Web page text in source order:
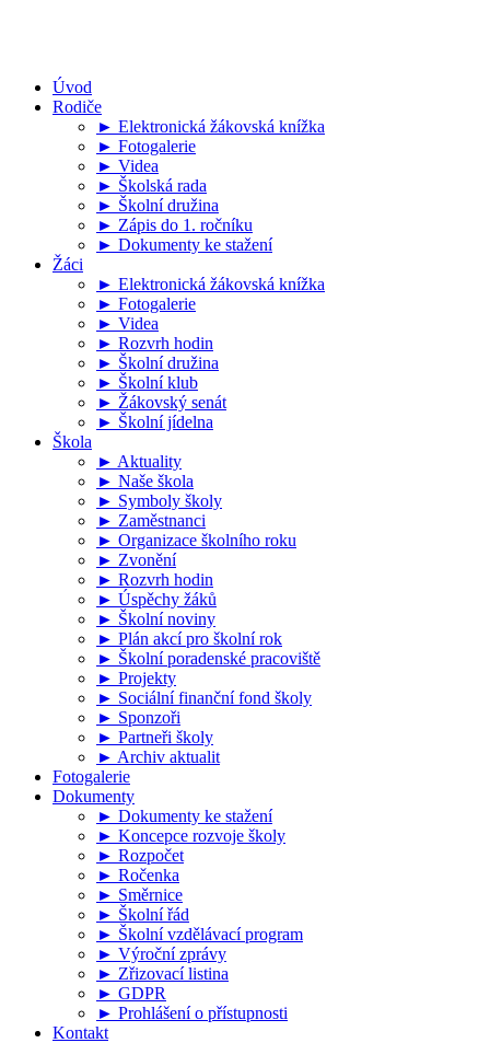
Úvod
Rodiče
► Elektronická žákovská knížka
► Fotogalerie
► Videa
► Školská rada
► Školní družina
► Zápis do 1. ročníku
► Dokumenty ke stažení
Žáci
► Elektronická žákovská knížka
► Fotogalerie
► Videa
► Rozvrh hodin
► Školní družina
► Školní klub
► Žákovský senát
► Školní jídelna
Škola
► Aktuality
► Naše škola
► Symboly školy
► Zaměstnanci
► Organizace školního roku
► Zvonění
► Rozvrh hodin
► Úspěchy žáků
► Školní noviny
► Plán akcí pro školní rok
► Školní poradenské pracoviště
► Projekty
► Sociální finanční fond školy
► Sponzoři
► Partneři školy
► Archiv aktualit
Fotogalerie
Dokumenty
► Dokumenty ke stažení
► Koncepce rozvoje školy
► Rozpočet
► Ročenka
► Směrnice
► Školní řád
► Školní vzdělávací program
► Výroční zprávy
► Zřizovací listina
► GDPR
► Prohlášení o přístupnosti
Kontakt